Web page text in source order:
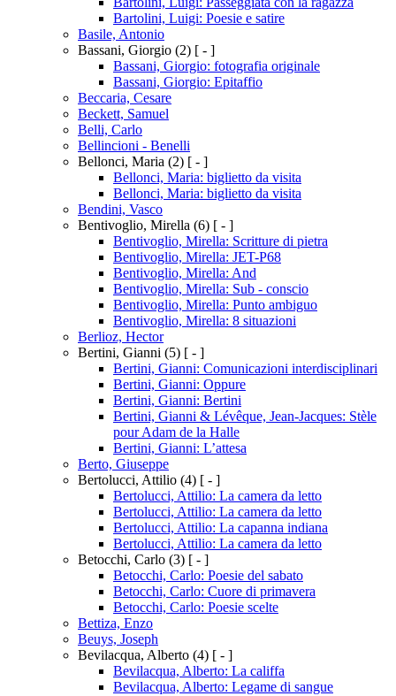
Bartolini, Luigi: Poesie e satire
Basile, Antonio
Bassani, Giorgio (2) [ - ]
Bassani, Giorgio: fotografia originale
Bassani, Giorgio: Epitaffio
Beccaria, Cesare
Beckett, Samuel
Belli, Carlo
Bellincioni - Benelli
Bellonci, Maria (2) [ - ]
Bellonci, Maria: biglietto da visita
Bellonci, Maria: biglietto da visita
Bendini, Vasco
Bentivoglio, Mirella (6) [ - ]
Bentivoglio, Mirella: Scritture di pietra
Bentivoglio, Mirella: JET-P68
Bentivoglio, Mirella: And
Bentivoglio, Mirella: Sub - conscio
Bentivoglio, Mirella: Punto ambiguo
Bentivoglio, Mirella: 8 situazioni
Berlioz, Hector
Bertini, Gianni (5) [ - ]
Bertini, Gianni: Comunicazioni interdisciplinari
Bertini, Gianni: Oppure
Bertini, Gianni: Bertini
Bertini, Gianni & Lévêque, Jean-Jacques: Stèle
pour Adam de la Halle
Bertini, Gianni: L’attesa
Berto, Giuseppe
Bertolucci, Attilio (4) [ - ]
Bertolucci, Attilio: La camera da letto
Bertolucci, Attilio: La camera da letto
Bertolucci, Attilio: La capanna indiana
Bertolucci, Attilio: La camera da letto
Betocchi, Carlo (3) [ - ]
Betocchi, Carlo: Poesie del sabato
Betocchi, Carlo: Cuore di primavera
Betocchi, Carlo: Poesie scelte
Bettiza, Enzo
Beuys, Joseph
Bevilacqua, Alberto (4) [ - ]
Bevilacqua, Alberto: La califfa
Bevilacqua, Alberto: Legame di sangue